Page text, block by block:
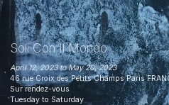
Soli Con Il Mondo
April 12, 2023 to May 20, 2023
46 rue Croix des Petits ChampsParis
Sur rendez-vous
Tuesday to Saturday